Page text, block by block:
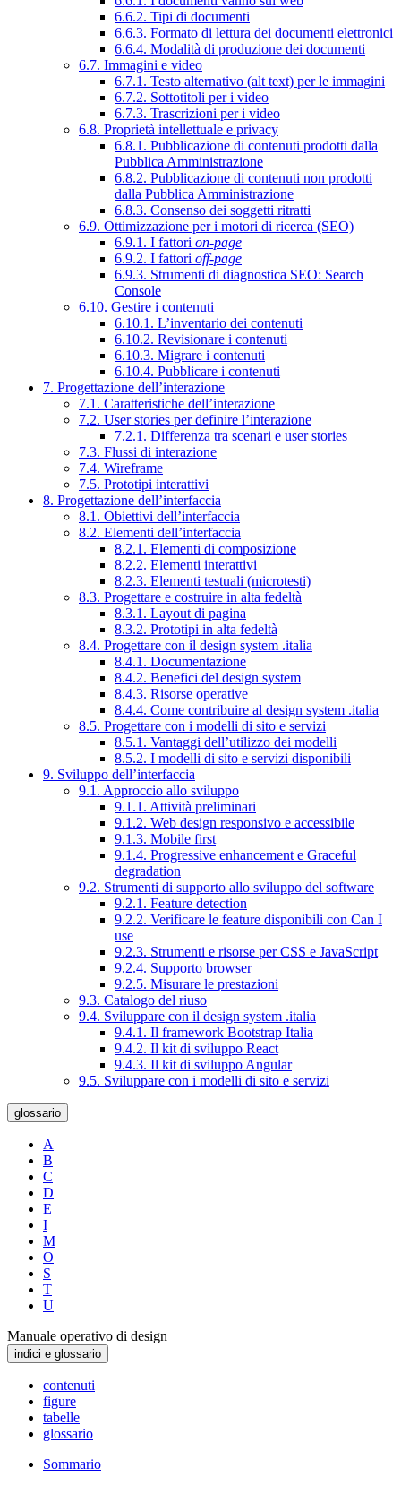
6.6.2. Tipi di documenti
6.6.3. Formato di lettura dei documenti elettronici
6.6.4. Modalità di produzione dei documenti
6.7. Immagini e video
6.7.1. Testo alternativo (alt text) per le immagini
6.7.2. Sottotitoli per i video
6.7.3. Trascrizioni per i video
6.8. Proprietà intellettuale e privacy
6.8.1. Pubblicazione di contenuti prodotti dalla
Pubblica Amministrazione
6.8.2. Pubblicazione di contenuti non prodotti
dalla Pubblica Amministrazione
6.8.3. Consenso dei soggetti ritratti
6.9. Ottimizzazione per i motori di ricerca (SEO)
6.9.1. I fattori on-page
6.9.2. I fattori off-page
6.9.3. Strumenti di diagnostica SEO: Search
Console
6.10. Gestire i contenuti
6.10.1. L’inventario dei contenuti
6.10.2. Revisionare i contenuti
6.10.3. Migrare i contenuti
6.10.4. Pubblicare i contenuti
7. Progettazione dell’interazione
7.1. Caratteristiche dell’interazione
7.2. User stories per definire l’interazione
7.2.1. Differenza tra scenari e user stories
7.3. Flussi di interazione
7.4. Wireframe
7.5. Prototipi interattivi
8. Progettazione dell’interfaccia
8.1. Obiettivi dell’interfaccia
8.2. Elementi dell’interfaccia
8.2.1. Elementi di composizione
8.2.2. Elementi interattivi
8.2.3. Elementi testuali (microtesti)
8.3. Progettare e costruire in alta fedeltà
8.3.1. Layout di pagina
8.3.2. Prototipi in alta fedeltà
8.4. Progettare con il design system .italia
8.4.1. Documentazione
8.4.2. Benefici del design system
8.4.3. Risorse operative
8.4.4. Come contribuire al design system .italia
8.5. Progettare con i modelli di sito e servizi
8.5.1. Vantaggi dell’utilizzo dei modelli
8.5.2. I modelli di sito e servizi disponibili
9. Sviluppo dell’interfaccia
9.1. Approccio allo sviluppo
9.1.1. Attività preliminari
9.1.2. Web design responsivo e accessibile
9.1.3. Mobile first
9.1.4. Progressive enhancement e Graceful
degradation
9.2. Strumenti di supporto allo sviluppo del software
9.2.1. Feature detection
9.2.2. Verificare le feature disponibili con Can I
use
9.2.3. Strumenti e risorse per CSS e JavaScript
9.2.4. Supporto browser
9.2.5. Misurare le prestazioni
9.3. Catalogo del riuso
9.4. Sviluppare con il design system .italia
9.4.1. Il framework Bootstrap Italia
9.4.2. Il kit di sviluppo React
9.4.3. Il kit di sviluppo Angular
9.5. Sviluppare con i modelli di sito e servizi
glossario
A
B
C
D
E
I
M
O
S
T
U
Manuale operativo di design
indici e glossario
contenuti
figure
tabelle
glossario
Sommario